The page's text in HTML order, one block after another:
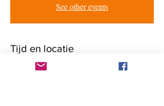
See other events
Tijd en locatie
09 okt 2023, 20:00 – 22:00